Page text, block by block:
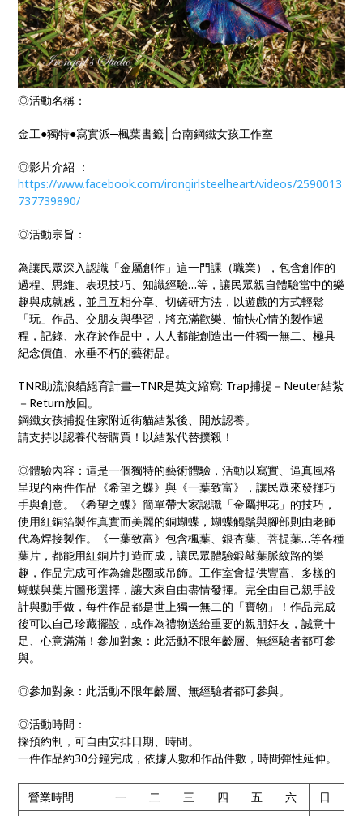
◎活動名稱：
金工●獨特●寫實派─楓葉書籤│台南鋼鐵女孩工作室
◎影片介紹 ：
https://www.facebook.com/irongirlsteelheart/videos/2590013
737739890/
◎活動宗旨：
為讓民眾深入認識「金屬創作」這一門課（職業），包含創作的
過程、思維、表現技巧、知識經驗…等，讓民眾親自體驗當中的樂
趣與成就感，並且互相分享、切磋研方法，以遊戲的方式輕鬆
「玩」作品、交朋友與學習，將充滿歡樂、愉快心情的製作過
程，記錄、永存於作品中，人人都能創造出一件獨一無二、極具
紀念價值、永垂不朽的藝術品。
TNR助流浪貓絕育計畫─TNR是英文縮寫: Trap捕捉－Neuter結紮
－Return放回。
鋼鐵女孩捕捉住家附近街貓結紮後、開放認養。
請支持以認養代替購買！以結紮代替撲殺！
◎體驗內容：這是一個獨特的藝術體驗，活動以寫實、逼真風格
呈現的兩件作品《希望之蝶》與《一葉致富》，讓民眾來發揮巧
手與創意。《希望之蝶》簡單帶大家認識「金屬押花」的技巧，
使用紅銅箔製作真實而美麗的銅蝴蝶，蝴蝶觸鬚與腳部則由老師
代為焊接製作。《一葉致富》包含楓葉、銀杏葉、菩提葉…等各種
葉片，都能用紅銅片打造而成，讓民眾體驗鍛敲葉脈紋路的樂
趣，作品完成可作為鑰匙圈或吊飾。工作室會提供豐富、多樣的
蝴蝶與葉片圖形選擇，讓大家自由盡情發揮。完全由自己親手設
計與動手做，每件作品都是世上獨一無二的「寶物」！作品完成
後可以自己珍藏擺設，或作為禮物送給重要的親朋好友，誠意十
足、心意滿滿！參加對象：此活動不限年齡層、無經驗者都可參
與。
◎參加對象：此活動不限年齡層、無經驗者都可參與。
◎活動時間：
採預約制，可自由安排日期、時間。
一件作品約30分鐘完成，依據人數和作品件數，時間彈性延伸。
營業時間 一 二 三 四 五 六
日